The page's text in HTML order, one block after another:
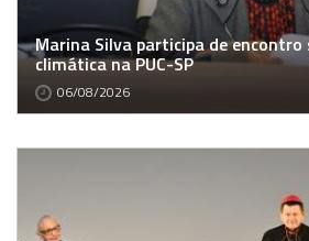
Marina Silva participa de
climática na PUC-SP
06/08/2026